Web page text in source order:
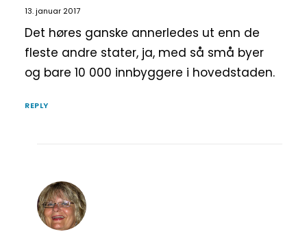
13. januar 2017
Det høres ganske annerledes ut enn de
fleste andre stater, ja, med så små byer
og bare 10 000 innbyggere i hovedstaden.
REPLY